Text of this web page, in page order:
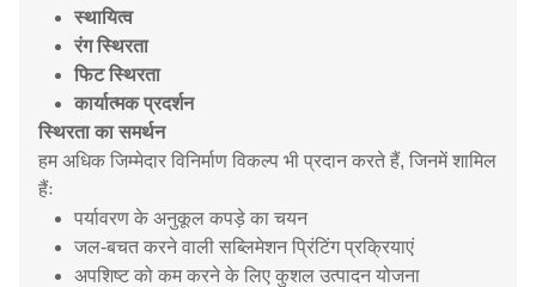
स्थायित्व
रंग स्थिरता
फिट स्थिरता
कार्यात्मक प्रदर्शन
स्थिरता का समर्थन
हम अधिक जिम्मेदार विनिर्माण विकल्प भी प्रदान करते हैं, जिनमें शामिल
हैंः
पर्यावरण के अनुकूल कपड़े का चयन
जल-बचत करने वाली सब्लिमेशन प्रिंटिंग प्रक्रियाएं
अपशिष्ट को कम करने के लिए कुशल उत्पादन योजना